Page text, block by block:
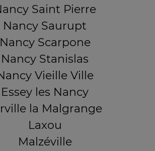
Saint Pierre
Nancy Saurupt
Nancy Scarpone
Nancy Stanislas
Vieille Ville
Essey les Nancy
la Malgrange
Laxou
Malzéville